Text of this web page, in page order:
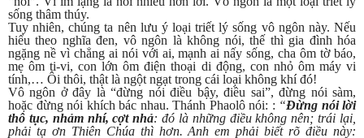
sống thâm thúy.
Tuy nhiên, chúng ta nên lưu ý loại triết lý sống vô ngôn này. Nếu
hiểu theo nghĩa đen, vô ngôn là không nói, thế thì gia đình hóa
ngặng nề vì chẳng ai nói với ai, mạnh ai nấy sống, cha ôm tờ báo,
mẹ ôm ti-vi, con lớn ôm điện thoại di động, con nhỏ ôm máy vi
tính,… Ôi thôi, thật là ngột ngạt trong cái loại không khí đó!
Vô ngôn ở đây là “đừng nói điều bậy, điều sai”, đừng nói sàm,
hoặc đừng nói khích bác nhau. Thánh Phaolô nói: : “Đừng nói lời
thô tục, nhảm nhí, cợt nhả: đó là những điều không nên; trái lại,
phải tạ ơn Thiên Chúa thì hơn. Anh em phải biết rõ điều này: